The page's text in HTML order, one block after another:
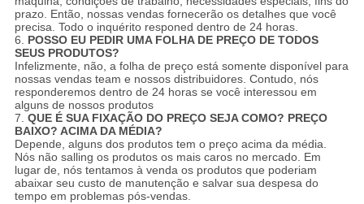
prazo. Então, nossas vendas fornecerão os detalhes que você
precisa. Todo o inquérito responed dentro de 24 horas.
6. POSSO EU PEDIR UMA FOLHA DE PREÇO DE TODOS
SEUS PRODUTOS?
Infelizmente, não, a folha de preço está somente disponível para
nossas vendas team e nossos distribuidores. Contudo, nós
responderemos dentro de 24 horas se você interessou em
alguns de nossos produtos
7. QUE É SUA FIXAÇÃO DO PREÇO SEJA COMO? PREÇO
BAIXO? ACIMA DA MÉDIA?
Depende, alguns dos produtos tem o preço acima da média.
Nós não salling os produtos os mais caros no mercado. Em
lugar de, nós tentamos à venda os produtos que poderiam
abaixar seu custo de manutenção e salvar sua despesa do
tempo em problemas pós-vendas.